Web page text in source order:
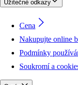
Užitečné odkazy
Cena
Nakupujte online
Podmínky
Soukromí a